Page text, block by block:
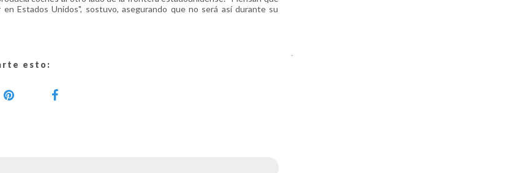
Estados Unidos", sostuvo, asegurando que no será así durante su
esto:
.